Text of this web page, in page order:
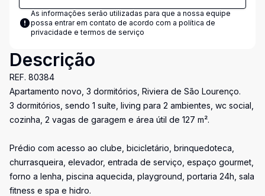
As informações serão utilizadas para que a nossa equipe
possa entrar em contato de acordo com a política de
privacidade e termos de serviço
Descrição
REF. 80384
Apartamento novo, 3 dormitórios, Riviera de São Lourenço.
3 dormitórios, sendo 1 suíte, living para 2 ambientes, wc social,
cozinha, 2 vagas de garagem e área útil de 127 m².
Prédio com acesso ao clube, bicicletário, brinquedoteca,
churrasqueira, elevador, entrada de serviço, espaço gourmet,
forno a lenha, piscina aquecida, playground, portaria 24h, sala
fitness e spa e hidro.